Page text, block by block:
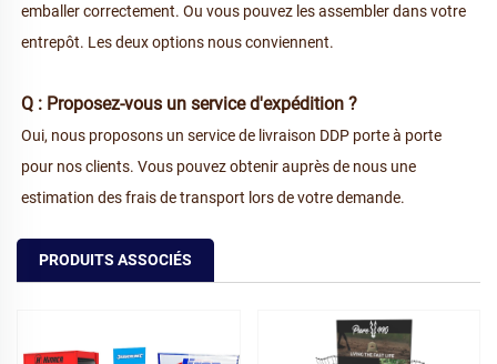
emballer correctement. Ou vous pouvez les assembler dans votre
entrepôt. Les deux options nous conviennent.
Q : Proposez-vous un service d'expédition ?
Oui, nous proposons un service de livraison DDP porte à porte
pour nos clients. Vous pouvez obtenir auprès de nous une
estimation des frais de transport lors de votre demande.
PRODUITS ASSOCIÉS